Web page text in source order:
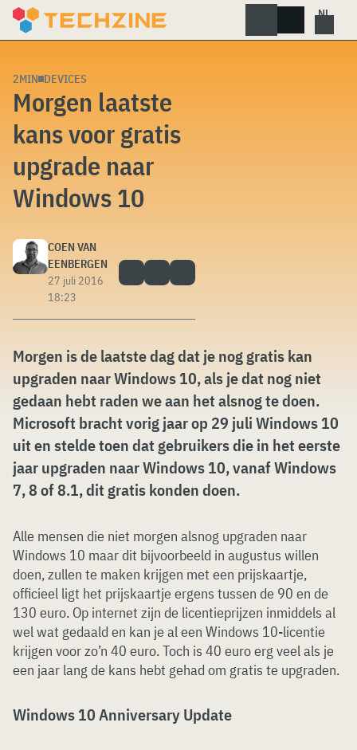
Skip
2MIN DEVICES
Morgen laatste
kans voor gratis
upgrade naar
Windows 10
COEN VAN
EENBERGEN
27 juli 2016
18:23
Morgen is de laatste dag dat je nog gratis kan
upgraden naar Windows 10, als je dat nog niet
gedaan hebt raden we aan het alsnog te doen.
Microsoft bracht vorig jaar op 29 juli Windows 10
uit en stelde toen dat gebruikers die in het eerste
jaar upgraden naar Windows 10, vanaf Windows
7, 8 of 8.1, dit gratis konden doen.
Alle mensen die niet morgen alsnog upgraden naar
Windows 10 maar dit bijvoorbeeld in augustus willen
doen, zullen te maken krijgen met een prijskaartje,
officieel ligt het prijskaartje ergens tussen de 90 en de
130 euro. Op internet zijn de licentieprijzen inmiddels al
wel wat gedaald en kan je al een Windows 10-licentie
krijgen voor zo’n 40 euro. Toch is 40 euro erg veel als je
een jaar lang de kans hebt gehad om gratis te upgraden.
Windows 10 Anniversary Update